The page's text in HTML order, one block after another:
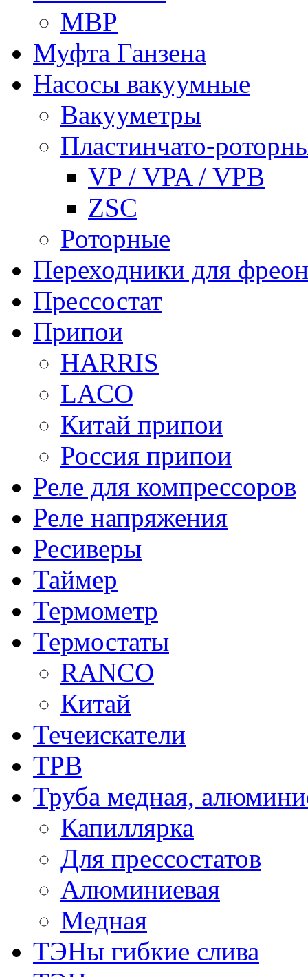
MBP
Муфта Ганзена
Насосы вакуумные
Вакууметры
Пластинчато-
VP / VPA / VPB
ZSC
Роторные
Переходники для
Прессостат
Припои
HARRIS
LACO
Китай припои
Россия припои
Реле для компрессоров
Реле напряжения
Ресиверы
Таймер
Термометр
Термостаты
RANCO
Китай
Течеискатели
ТРВ
Труба медная,
Капиллярка
Для прессостатов
Алюминиевая
Медная
ТЭНы гибкие слива